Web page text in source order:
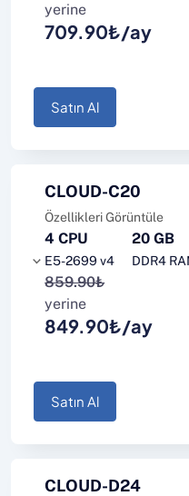
yerine
709.90₺/ay
Satın Al
CLOUD-C20
Özellikleri Görüntüle
4 CPU
E5-2699 v4
20 GB
DDR4
859.90₺
yerine
849.90₺/ay
Satın Al
CLOUD-D24